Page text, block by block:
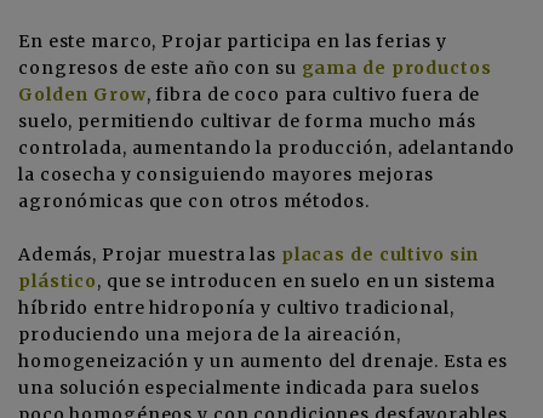
En este marco, Projar participa en las ferias y
congresos de este año con su gama de productos
Golden Grow, fibra de coco para cultivo fuera de
suelo, permitiendo cultivar de forma mucho más
controlada, aumentando la producción, adelantando
la cosecha y consiguiendo mayores mejoras
agronómicas que con otros métodos.
Además, Projar muestra las placas de cultivo sin
plástico, que se introducen en suelo en un sistema
híbrido entre hidroponía y cultivo tradicional,
produciendo una mejora de la aireación,
homogeneización y un aumento del drenaje. Esta es
una solución especialmente indicada para suelos